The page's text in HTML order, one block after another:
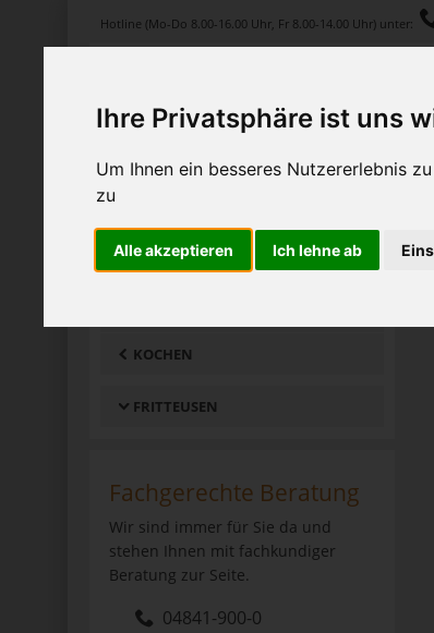
Ihre Privatsphäre ist uns
Um Ihnen ein besseres Nutzererlebnis
zu
Alle akzeptieren Ich lehne ab
Hotline (Mo-Do 8.00-16.00 Uhr, Fr 8.00-14.00 Uhr) unter:
Produkte Service
PRODUKTGRUPPEN
KOCHEN
FRITTEUSEN
Fachgerechte Beratung
Wir sind immer für Sie da und
stehen Ihnen mit fachkundiger
Beratung zur Seite.
04841-900-0